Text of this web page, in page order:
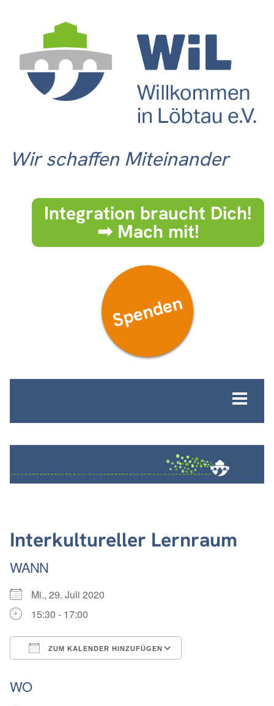
Wir schaffen Miteinander
Integration braucht Dich!
➟ Mach mit!
Spenden
Interkultureller Lernraum
WANN
Mi., 29. Juli 2020
15:30 - 17:00
ZUM KALENDER HINZUFÜGEN
WO